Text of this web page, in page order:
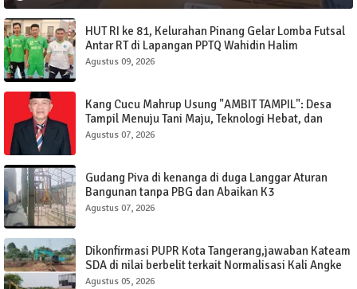
HUT RI ke 81, Kelurahan Pinang Gelar Lomba Futsal
Antar RT di Lapangan PPTQ Wahidin Halim
Agustus 09, 2026
Kang Cucu Mahrup Usung "AMBIT TAMPIL": Desa
Tampil Menuju Tani Maju, Teknologi Hebat, dan
Pemuda Berdaya
Agustus 07, 2026
Gudang Piva di kenanga di duga Langgar Aturan
Bangunan tanpa PBG dan Abaikan K3
Agustus 07, 2026
Dikonfirmasi PUPR Kota Tangerang,jawaban Kateam
SDA di nilai berbelit terkait Normalisasi Kali Angke
Sudimara Pinang.
Agustus 05, 2026